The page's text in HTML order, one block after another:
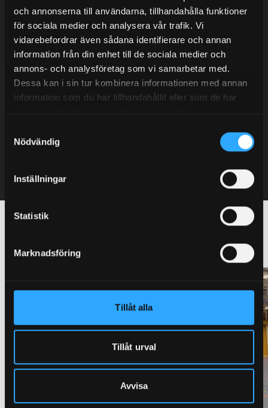
och annonserna till användarna, tillhandahålla funktioner
för sociala medier och analysera vår trafik. Vi
vidarebefordrar även sådana identifierare och annan
information från din enhet till de sociala medier och
annons- och analysföretag som vi samarbetar med.
Dessa kan i sin tur kombinera informationen med annan
information som du har tillhandahållit eller som de har
Nödvändig
Inställningar
Statistik
Marknadsföring
Tillåt alla
Tillåt urval
Avvisa
Johannes Ryberg
Sälj – Region öst & mitt
+46 (0) 706 80 70 38
Kontakt